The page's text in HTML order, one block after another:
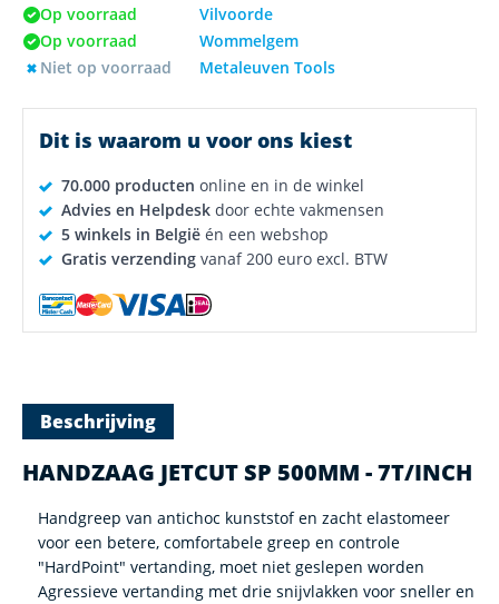
Op voorraad
Vilvoorde
Op voorraad
Wommelgem
Niet op voorraad
Metaleuven Tools
Dit is waarom u voor ons kiest
70.000 producten online en in de winkel
Advies en Helpdesk door echte vakmensen
5 winkels in België én een webshop
Gratis verzending vanaf 200 euro excl. BTW
Beschrijving
HANDZAAG JETCUT SP 500MM - 7T/INCH
Handgreep van antichoc kunststof en zacht elastomeer
voor een betere, comfortabele greep en controle
"HardPoint" vertanding, moet niet geslepen worden
Agressieve vertanding met drie snijvlakken voor sneller en